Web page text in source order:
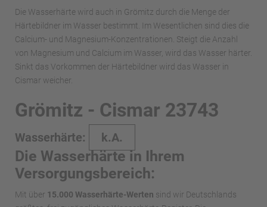
Die Wasserhärte wird auch in Grömitz durch die Menge der
Härtebildner im Wasser bestimmt. Im Wesentlichen sind dies die
Calcium- und Magnesium-Konzentrationen. Steigt die Anzahl
von Magnesium und Calcium im Wasser, wird das Wasser härter.
Sinkt das Vorkommen der Härtebildner wird das Wasser in
Cismar weicher.
Grömitz - Cismar 23743
Wasserhärte: k.A.
Die Wasserhärte in Ihrem
Versorgungsbereich:
Mit über 15.000 Wasserhärte-Werten sind wir Deutschlands